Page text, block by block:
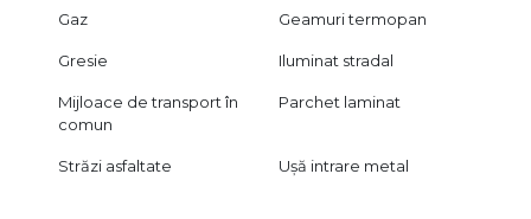
Gaz Geamuri termopan
Gresie Iluminat stradal
Mijloace de transport în
comun
Parchet laminat
Străzi asfaltate Ușă intrare metal